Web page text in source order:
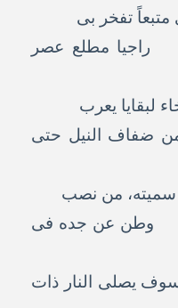
تفخر بى
راجيا مطلع عصر
يعرب
ضفاف النيل حتى
سميته، من نصب
وطن عن جده فى
يصلى النار ذات